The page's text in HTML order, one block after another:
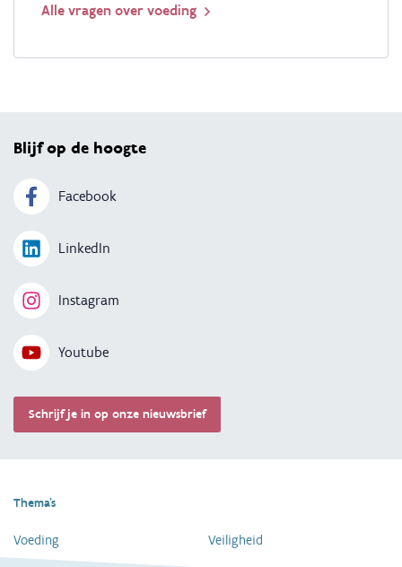
Alle vragen over voeding
Blijf op de hoogte
Facebook
LinkedIn
Instagram
Youtube
Schrijf je in op onze nieuwsbrief
Thema's
Voeding Veiligheid